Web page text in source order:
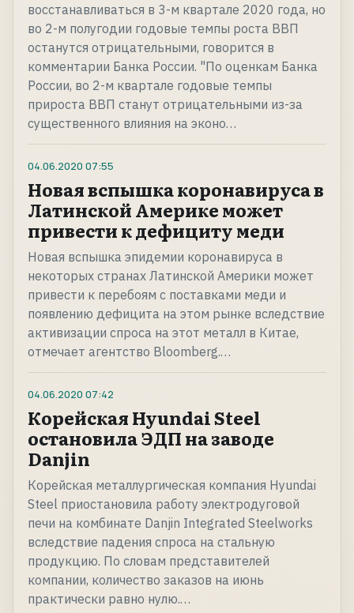
восстанавливаться в 3-м квартале 2020 года, но
во 2-м полугодии годовые темпы роста ВВП
останутся отрицательными, говорится в
комментарии Банка России. "По оценкам Банка
России, во 2-м квартале годовые темпы
прироста ВВП станут отрицательными из-за
существенного влияния на эконо…
04.06.2020 07:55
Новая вспышка коронавируса в
Латинской Америке может
привести к дефициту меди
Новая вспышка эпидемии коронавируса в
некоторых странах Латинской Америки может
привести к перебоям с поставками меди и
появлению дефицита на этом рынке вследствие
активизации спроса на этот металл в Китае,
отмечает агентство Bloomberg.…
04.06.2020 07:42
Корейская Hyundai Steel
остановила ЭДП на заводе
Danjin
Корейская металлургическая компания Hyundai
Steel приостановила работу электродуговой
печи на комбинате Danjin Integrated Steelworks
вследствие падения спроса на стальную
продукцию. По словам представителей
компании, количество заказов на июнь
практически равно нулю.…